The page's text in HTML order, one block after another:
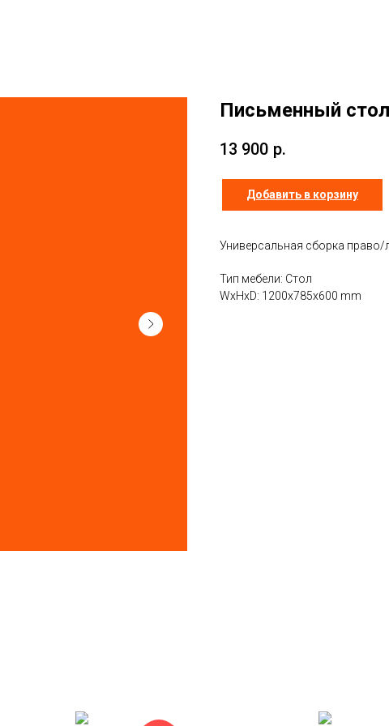
Письменный
13 900 р.
Добавить в корзину
Универсальная сборка право/
Тип мебели: Стол
WxHxD: 1200x785x600 mm